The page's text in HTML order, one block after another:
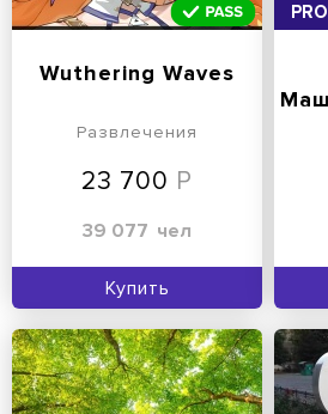
Wuthering Waves
Развлечения
23 700
39 077 чел
Купить
PRO